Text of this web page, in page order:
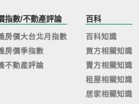
指數/不動產評論
房價大台北月指數
房價季指數
不動產評論
百科
百科知識
買方相關知識
賣方相關知識
租屋相關知識
居家相關知識